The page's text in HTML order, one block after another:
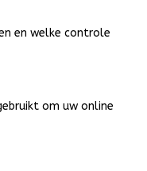
en welke controle
om uw online